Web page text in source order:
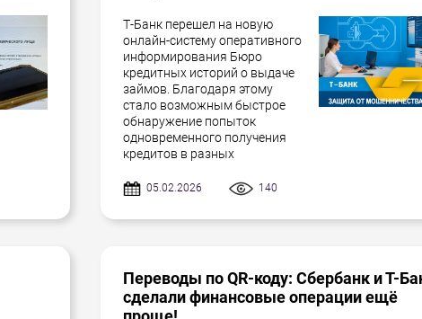
Т-Банк перешел на новую
онлайн-систему оперативного
информирования Бюро
кредитных историй о выдаче
займов. Благодаря этому
стало возможным быстрое
обнаружение попыток
одновременного получения
кредитов в разных
05.02.2026 140
Переводы по QR-коду: Сбербанк и Т-
сделали финансовые операции ещё